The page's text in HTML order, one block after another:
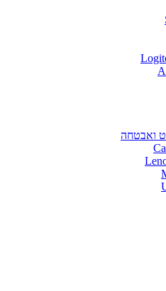
ואבטחה